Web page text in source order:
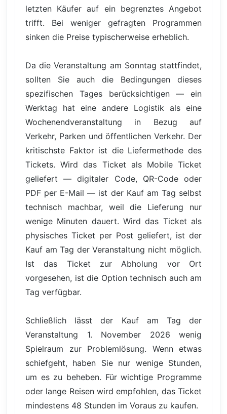
letzten Käufer auf ein begrenztes Angebot
trifft. Bei weniger gefragten Programmen
sinken die Preise typischerweise erheblich.
Da die Veranstaltung am Sonntag stattfindet,
sollten Sie auch die Bedingungen dieses
spezifischen Tages berücksichtigen — ein
Werktag hat eine andere Logistik als eine
Wochenendveranstaltung in Bezug auf
Verkehr, Parken und öffentlichen Verkehr. Der
kritischste Faktor ist die Liefermethode des
Tickets. Wird das Ticket als Mobile Ticket
geliefert — digitaler Code, QR-Code oder
PDF per E-Mail — ist der Kauf am Tag selbst
technisch machbar, weil die Lieferung nur
wenige Minuten dauert. Wird das Ticket als
physisches Ticket per Post geliefert, ist der
Kauf am Tag der Veranstaltung nicht möglich.
Ist das Ticket zur Abholung vor Ort
vorgesehen, ist die Option technisch auch am
Tag verfügbar.
Schließlich lässt der Kauf am Tag der
Veranstaltung 1. November 2026 wenig
Spielraum zur Problemlösung. Wenn etwas
schiefgeht, haben Sie nur wenige Stunden,
um es zu beheben. Für wichtige Programme
oder lange Reisen wird empfohlen, das Ticket
mindestens 48 Stunden im Voraus zu kaufen.